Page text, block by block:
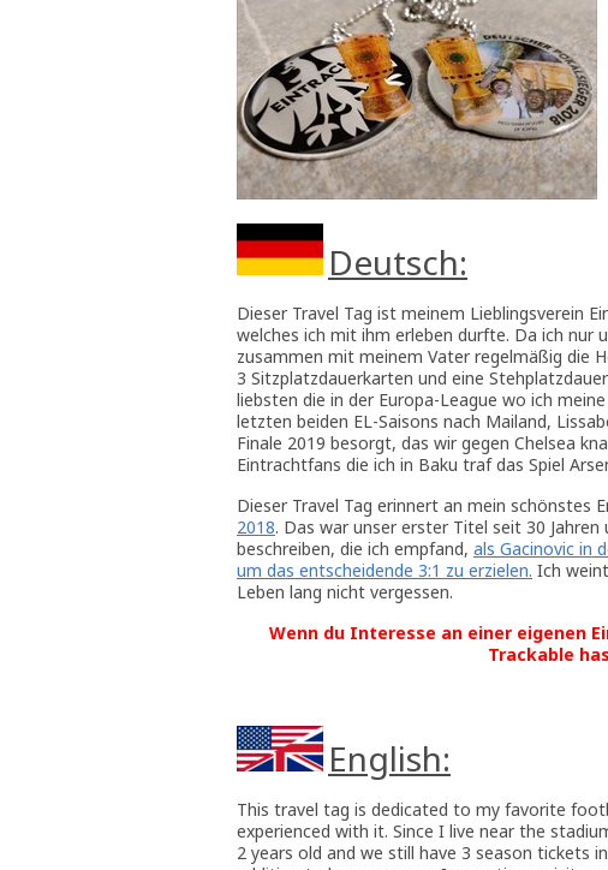
Deutsch:
Dieser Travel Tag ist meinem Lieblingsverein
welches ich mit ihm erleben durfte. Da ich nur
zusammen mit meinem Vater regelmäßig die
3 Sitzplatzdauerkarten und eine
liebsten die in der Europa-League wo ich
letzten beiden EL-Saisons nach Mailand,
Finale 2019 besorgt, das wir gegen Chelsea
Eintrachtfans die ich in Baku traf das Spiel
Dieser Travel Tag erinnert an mein schönstes
2018. Das war unser erster Titel seit 30
beschreiben, die ich empfand, als Gacinovic in
um das entscheidende 3:1 zu erzielen. Ich
Leben lang nicht vergessen.
Wenn du Interesse an einer eigenen
Trackable
English:
This travel tag is dedicated to my favorite
experienced with it. Since I live near the
2 years old and we still have 3 season tickets